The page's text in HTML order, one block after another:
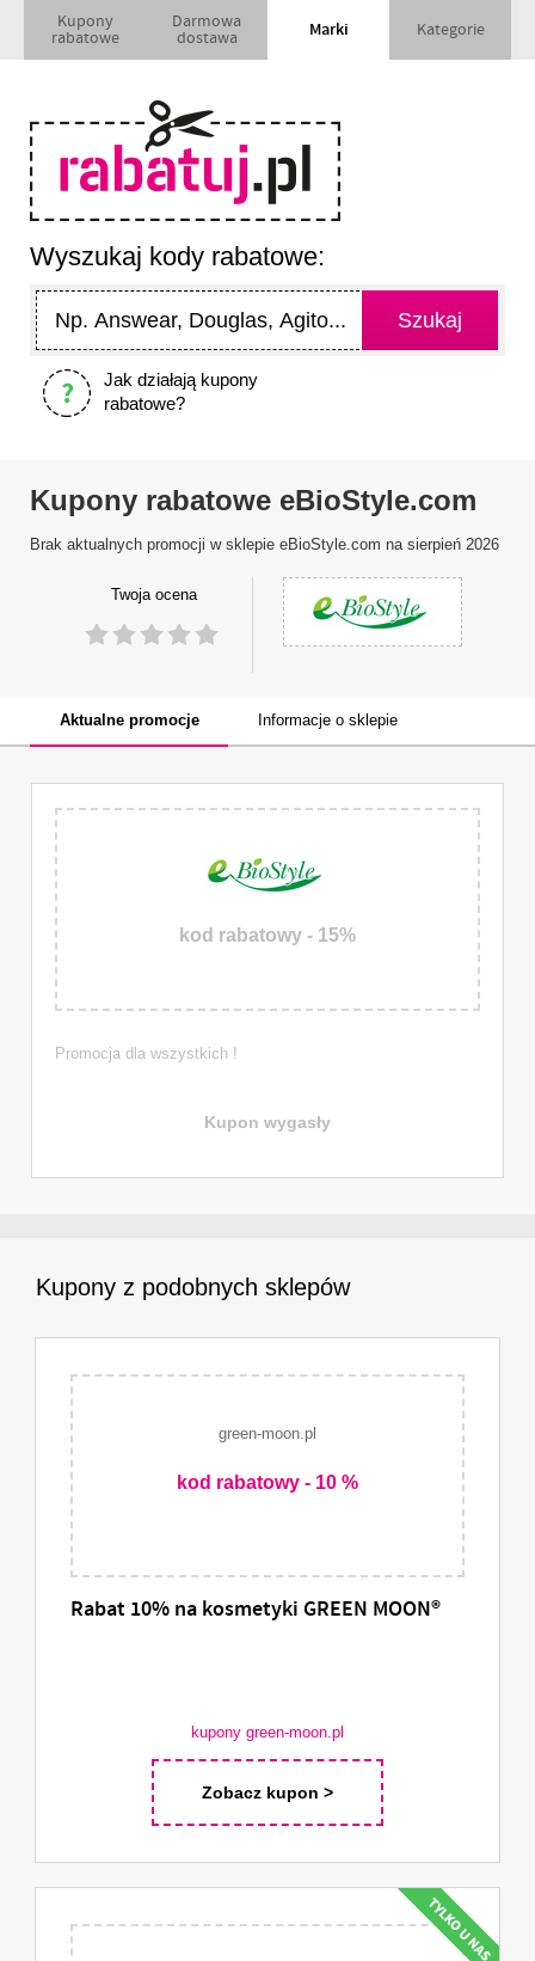
Kupony
rabatowe
Darmowa
dostawa Marki Kategorie
Wyszukaj kody rabatowe:
Jak działają kupony
rabatowe?
Twoja ocena
5
Kupony rabatowe eBioStyle.com
Brak aktualnych promocji w sklepie eBioStyle.com na sierpień 2026
Aktualne promocje Informacje o sklepie
kod rabatowy - 15%
Promocja dla wszystkich !
Kupon wygasły
Kupony z podobnych sklepów
green-moon.pl
kod rabatowy - 10 %
Rabat 10% na kosmetyki GREEN MOON®
kupony green-moon.pl
Zobacz kupon >